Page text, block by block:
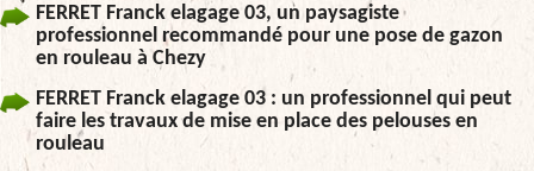
FERRET Franck elagage 03, un paysagiste
professionnel recommandé pour une pose de gazon
en rouleau à Chezy
FERRET Franck elagage 03 : un professionnel qui peut
faire les travaux de mise en place des pelouses en
rouleau